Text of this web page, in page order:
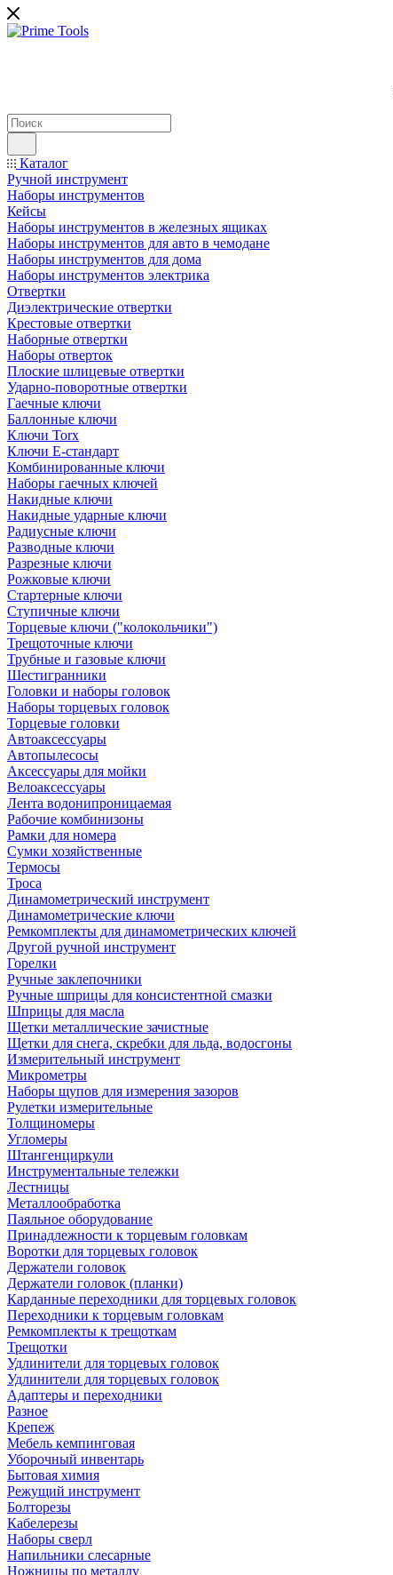
Каталог
Ручной инструмент
Наборы инструментов
Кейсы
Наборы инструментов в железных ящиках
Наборы инструментов для авто в чемодане
Наборы инструментов для дома
Наборы инструментов электрика
Отвертки
Диэлектрические отвертки
Крестовые отвертки
Наборные отвертки
Наборы отверток
Плоские шлицевые отвертки
Ударно-поворотные отвертки
Гаечные ключи
Баллонные ключи
Ключи Torx
Ключи Е-стандарт
Комбинированные ключи
Наборы гаечных ключей
Накидные ключи
Накидные ударные ключи
Радиусные ключи
Разводные ключи
Разрезные ключи
Рожковые ключи
Стартерные ключи
Ступичные ключи
Торцевые ключи ("колокольчики")
Трещоточные ключи
Трубные и газовые ключи
Шестигранники
Головки и наборы головок
Наборы торцевых головок
Торцевые головки
Автоаксессуары
Автопылесосы
Аксессуары для мойки
Велоаксессуары
Лента водонипроницаемая
Рабочие комбинизоны
Рамки для номера
Сумки хозяйственные
Термосы
Троса
Динамометрический инструмент
Динамометрические ключи
Ремкомплекты для динамометрических ключей
Другой ручной инструмент
Горелки
Ручные заклепочники
Ручные шприцы для консистентной смазки
Шприцы для масла
Щетки металлические зачистные
Щетки для снега, скребки для льда, водосгоны
Измерительный инструмент
Микрометры
Наборы щупов для измерения зазоров
Рулетки измерительные
Толщиномеры
Угломеры
Штангенциркули
Инструментальные тележки
Лестницы
Металлообработка
Паяльное оборудование
Принадлежности к торцевым головкам
Воротки для торцевых головок
Держатели головок
Держатели головок (планки)
Карданные переходники для торцевых головок
Переходники к торцевым головкам
Ремкомплекты к трещоткам
Трещотки
Удлинители для торцевых головок
Удлинители для торцевых головок
Адаптеры и переходники
Разное
Крепеж
Мебель кемпинговая
Уборочный инвентарь
Бытовая химия
Режущий инструмент
Болторезы
Кабелерезы
Наборы сверл
Напильники слесарные
Ножницы по металлу